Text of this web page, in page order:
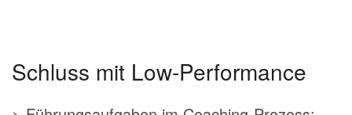
Schluss mit Low-Performance